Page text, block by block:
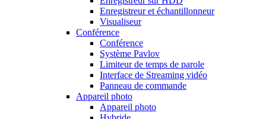
Enregistreur et échantillonneur
Visualiseur
Conférence
Conférence
Système Pavlov
Limiteur de temps de parole
Interface de Streaming vidéo
Panneau de commande
Appareil photo
Appareil photo